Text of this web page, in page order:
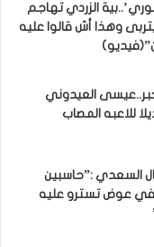
الزردي تهاجم
وهذا أش قالوا عليه
العيدوني
للاعبه المصاب
السعدي :”حاسبين
عوض تسترو عليه